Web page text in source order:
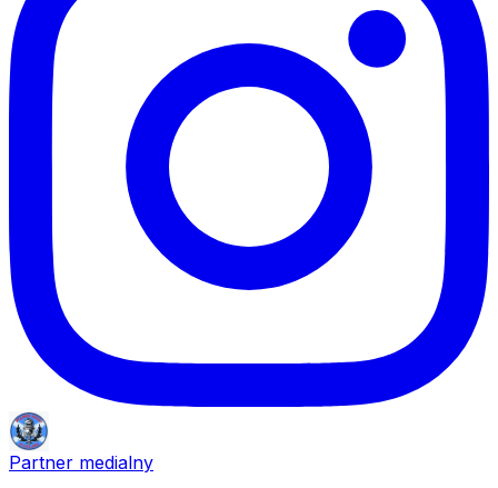
Partner medialny